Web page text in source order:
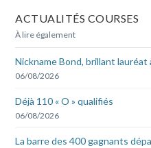
ACTUALITÉS COURSES
À lire également
Nickname Bond, brillant lauréat
06/08/2026
Déjà 110 « O » qualifiés
06/08/2026
La barre des 400 gagnants